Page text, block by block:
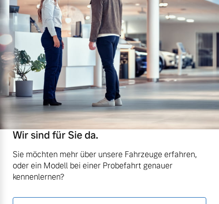
Wir sind für Sie da.
Sie möchten mehr über unsere Fahrzeuge erfahren,
oder ein Modell bei einer Probefahrt genauer
kennenlernen?